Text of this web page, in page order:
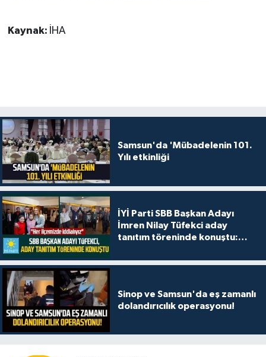
Kaynak: İHA
Samsun'da 'Mübadelenin 101.
Yılı etkinliği
İYİ Parti SBB Başkan Adayı
İmren Nilay Tüfekci aday
tanıtım töreninde konuştu:
Sinop ve Samsun'da eş zamanlı
dolandırıcılık operasyonu!